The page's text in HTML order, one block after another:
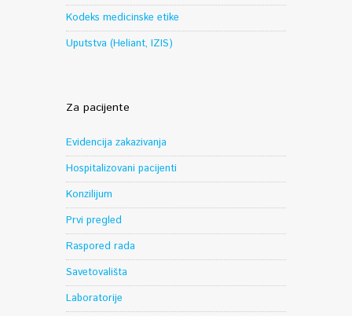
Kodeks medicinske etike
Uputstva (Heliant, IZIS)
Za pacijente
Evidencija zakazivanja
Hospitalizovani pacijenti
Konzilijum
Prvi pregled
Raspored rada
Savetovališta
Laboratorije